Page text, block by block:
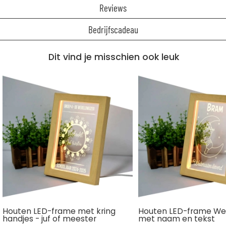
Reviews
Bedrijfscadeau
Dit vind je misschien ook leuk
Houten LED-frame met kring
handjes - juf of meester
Houten LED-frame
met naam en tekst